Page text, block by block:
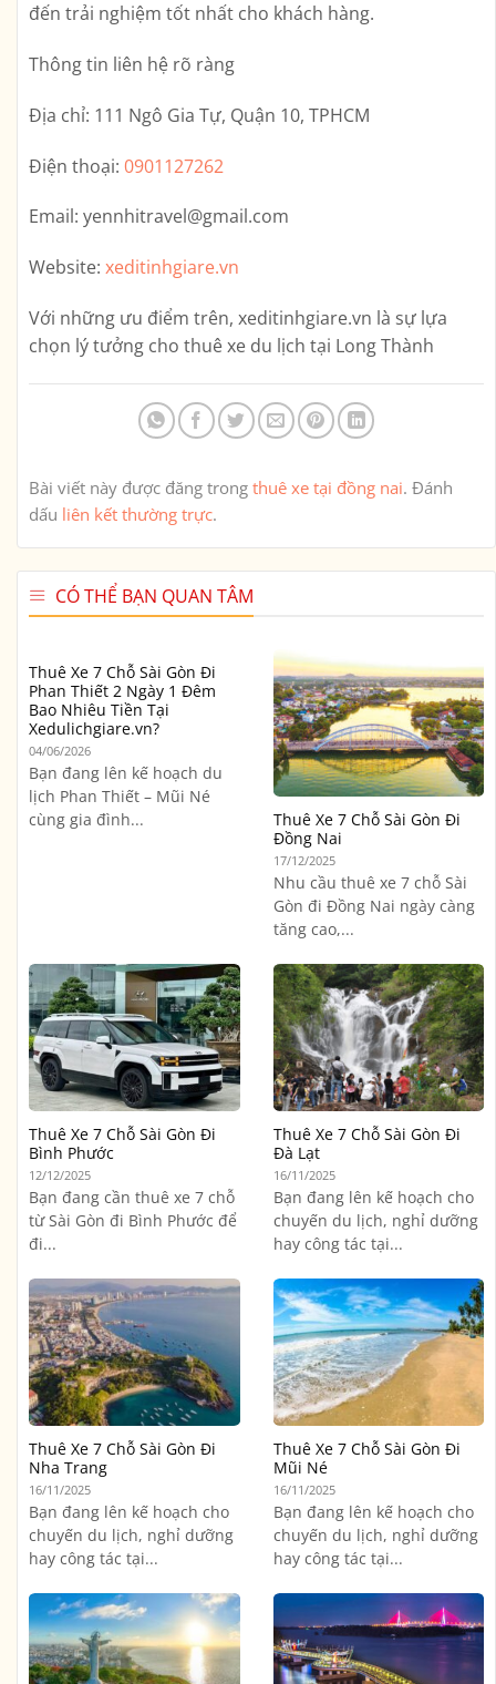
đến trải nghiệm tốt nhất cho khách hàng.
Thông tin liên hệ rõ ràng
Địa chỉ: 111 Ngô Gia Tự, Quận 10, TPHCM
Điện thoại: 0901127262
Email: yennhitravel@gmail.com
Website: xeditinhgiare.vn
Với những ưu điểm trên, xeditinhgiare.vn là sự lựa
chọn lý tưởng cho thuê xe du lịch tại Long Thành
Bài viết này được đăng trong thuê xe tại đồng nai. Đánh
dấu liên kết thường trực.
CÓ THỂ BẠN QUAN TÂM
Thuê Xe 7 Chỗ Sài Gòn Đi
Phan Thiết 2 Ngày 1 Đêm
Bao Nhiêu Tiền Tại
Xedulichgiare.vn?
04/06/2026
Bạn đang lên kế hoạch du
lịch Phan Thiết – Mũi Né
cùng gia đình...
Thuê Xe 7 Chỗ Sài Gòn Đi
Đồng Nai
17/12/2025
Nhu cầu thuê xe 7 chỗ Sài
Gòn đi Đồng Nai ngày càng
tăng cao,...
Thuê Xe 7 Chỗ Sài Gòn Đi
Bình Phước
12/12/2025
Bạn đang cần thuê xe 7 chỗ
từ Sài Gòn đi Bình Phước để
đi...
Thuê Xe 7 Chỗ Sài Gòn Đi
Đà Lạt
16/11/2025
Bạn đang lên kế hoạch cho
chuyến du lịch, nghỉ dưỡng
hay công tác tại...
Thuê Xe 7 Chỗ Sài Gòn Đi
Nha Trang
16/11/2025
Bạn đang lên kế hoạch cho
chuyến du lịch, nghỉ dưỡng
hay công tác tại...
Thuê Xe 7 Chỗ Sài Gòn Đi
Mũi Né
16/11/2025
Bạn đang lên kế hoạch cho
chuyến du lịch, nghỉ dưỡng
hay công tác tại...